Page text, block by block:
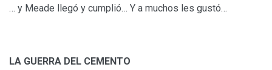
… y Meade llegó y cumplió… Y a muchos les gustó…
LA GUERRA DEL CEMENTO